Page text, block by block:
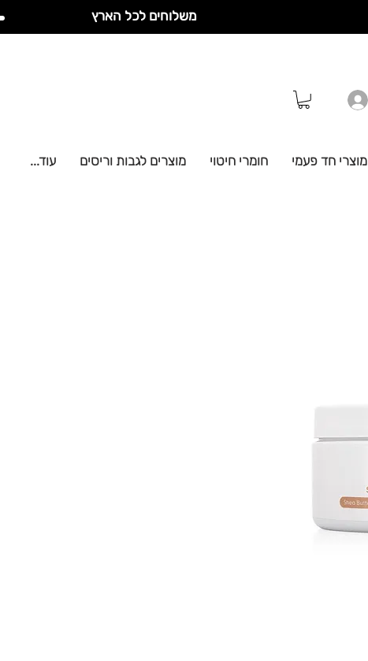
משלוחים לכל הארץ
מוצרי חד פעמי חומרי חיטוי מוצרים לגבות וריסים עוד...